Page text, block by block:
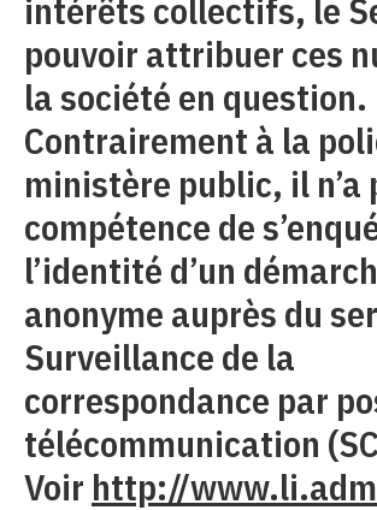
intérêts collectifs, le
pouvoir attribuer ces
la société en question.
Contrairement à la
ministère public, il n’a
compétence de
l’identité d’un
anonyme auprès du
Surveillance de la
correspondance par
télécommunication
Voir http://